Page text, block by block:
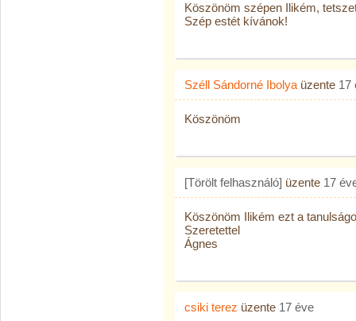
Köszönöm szépen Ilikém,
Szép estét kívánok!
Széll Sándorné Ibolya üzente 17
Köszönöm
[Törölt felhasználó] üzente 17
Köszönöm Ilikém ezt a
Szeretettel
Ágnes
csiki terez üzente 17 éve